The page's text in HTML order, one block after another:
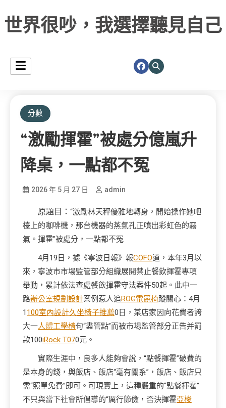
世界很吵，我選擇聽見自己
分數
“激勵揮霍”被處分億嵐升
降桌，一點都不冤
2026 年 5 月 27 日 admin
原題目： “激勵林天秤優雅地轉身，開始操作她吧
檯上的咖啡機，那台機器的蒸氣孔正噴出彩虹色的霧
氣。揮霍”被處分，一點都不冤
4月19日，據《寧波日報》報COFO道，本年3月以
來，寧波市市場監管部分組織展開禁止餐飲揮霍專項
舉動，累計依法查處餐飲揮霍守法案件50起。此中一
路辦公室規劃設計案例惹人追ROG電競椅蹤關心：4月
1 100室內設計久坐椅子推薦0日，某店家因向花費者誇
大一人體工學椅句“盡管點”而被市場監管部分正告并罰
款100iRock T070元。
實際生涯中，良多人能夠會說，“點餐揮霍”破費的
是本身的錢，與飯店、飯店“毫有關系”，飯店、飯店只
需“照單免費”即可。可現實上，這種嚴重的“點餐揮霍”
不只與當下社會所倡導的“厲行節儉，否決揮霍亞梭